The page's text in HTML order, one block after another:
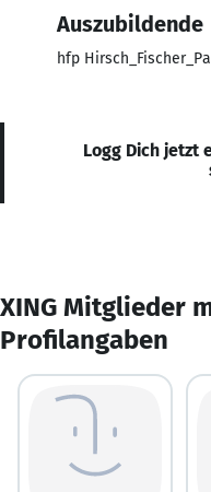
Auszubildende
hfp
Logg Dich jetzt
XING Mitglieder
Profilangaben